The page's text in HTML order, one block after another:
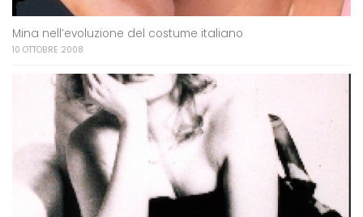
Mina nell’evoluzione del costume italiano
10 OTTOBRE 2008